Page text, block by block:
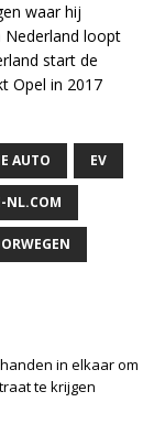
waar hij
Nederland loopt
start de
Opel in 2017
AUTO EV
NL.COM
in elkaar om
te krijgen